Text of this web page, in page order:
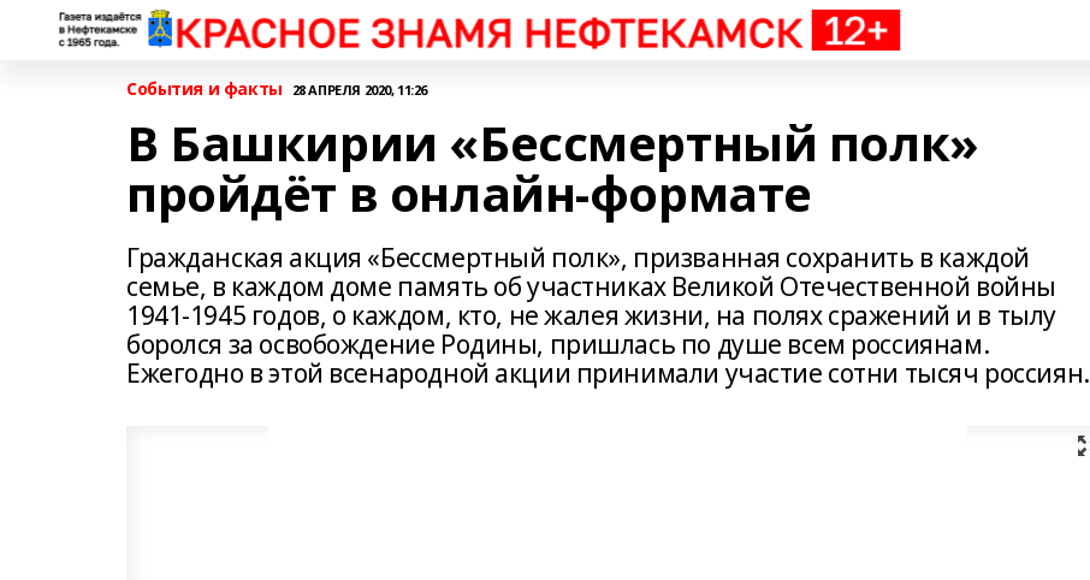
События и факты 28 АПРЕЛЯ 2020, 11:26
В Башкирии «Бессмертный полк»
пройдёт в онлайн-формате
Гражданская акция «Бессмертный полк», призванная сохранить в каждой
семье, в каждом доме память об участниках Великой Отечественной войны
1941-1945 годов, о каждом, кто, не жалея жизни, на полях сражений и в тылу
боролся за освобождение Родины, пришлась по душе всем россиянам.
Ежегодно в этой всенародной акции принимали участие сотни тысяч россиян.